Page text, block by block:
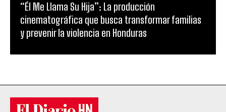
“Él Me Llama Su Hija”: La producción
cinematográfica que busca transformar familias
y prevenir la violencia en Honduras